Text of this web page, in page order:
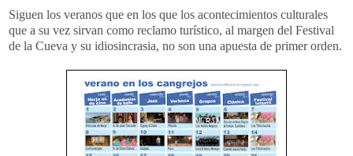
Siguen los veranos que en los que los acontecimientos culturales
que a su vez sirvan como reclamo turístico, al margen del Festival
de la Cueva y su idiosincrasia, no son una apuesta de primer orden.